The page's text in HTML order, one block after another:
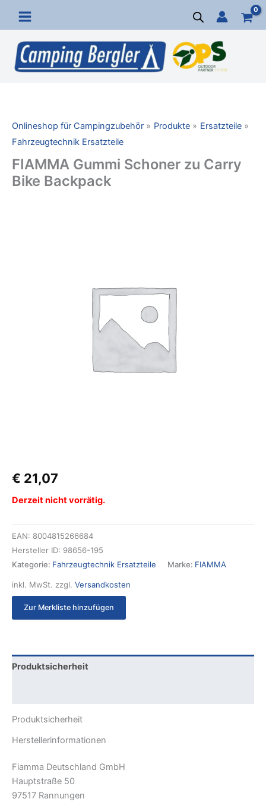
Inhalt
springen
Onlineshop für Campingzubehör Produkte
Ersatzteile
Fahrzeugtechnik Ersatzteile
FIAMMA Gummi Schoner zu Carry
Bike Backpack
€ 21,07
Derzeit nicht vorrätig.
EAN: 8004815266684
Hersteller ID: 98656-195
Kategorie: Fahrzeugtechnik Ersatzteile Marke: FIAMMA
inkl. MwSt. zzgl. Versandkosten
Zur Merkliste hinzufügen
Produktsicherheit
Produktsicherheit
Herstellerinformationen
Fiamma Deutschland GmbH
Hauptstraße 50
97517 Rannungen